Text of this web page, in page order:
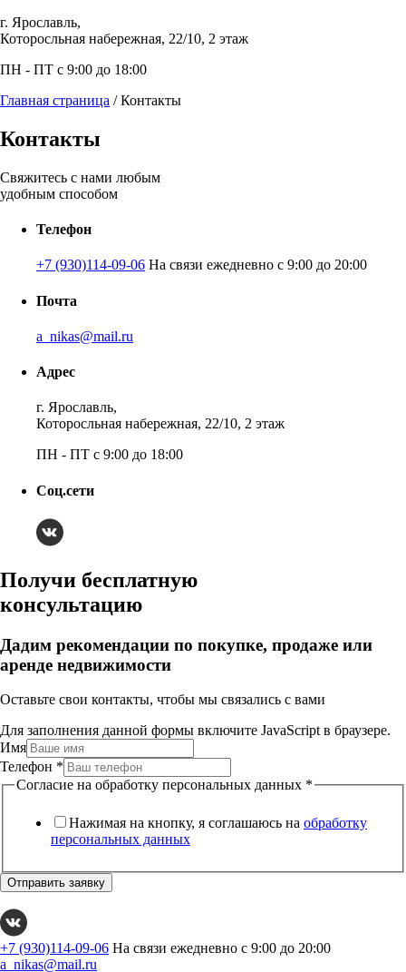
г. Ярославль,
Которосльная набережная, 22/10, 2 этаж
ПН - ПТ с 9:00 до 18:00
Главная страница /Контакты
Контакты
Свяжитесь с нами любым
удобным способом
Телефон
+7 (930)114-09-06 На связи ежедневно с 9:00 до 20:00
Почта
a_nikas@mail.ru
Адрес
г. Ярославль,
Которосльная набережная, 22/10, 2 этаж
ПН - ПТ с 9:00 до 18:00
Соц.сети
Получи бесплатную
консультацию
Дадим рекомендации по покупке, продаже или
аренде недвижимости
Оставьте свои контакты, чтобы мы связались с вами
Для заполнения данной формы включите JavaScript в браузере.
Имя
Телефон *
Согласие на обработку персональных данных *
Нажимая на кнопку, я соглашаюсь на обработку
персональных данных
Отправить заявку
+7 (930)114-09-06 На связи ежедневно с 9:00 до 20:00
a_nikas@mail.ru